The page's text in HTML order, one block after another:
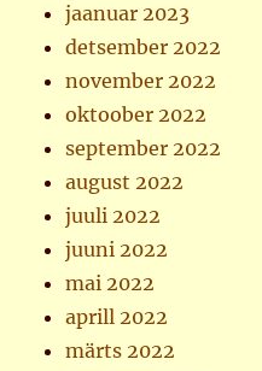
jaanuar 2023
detsember 2022
november 2022
oktoober 2022
september 2022
august 2022
juuli 2022
juuni 2022
mai 2022
aprill 2022
märts 2022